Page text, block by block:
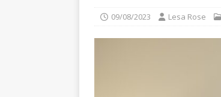
09/08/2023 Lesa Rose